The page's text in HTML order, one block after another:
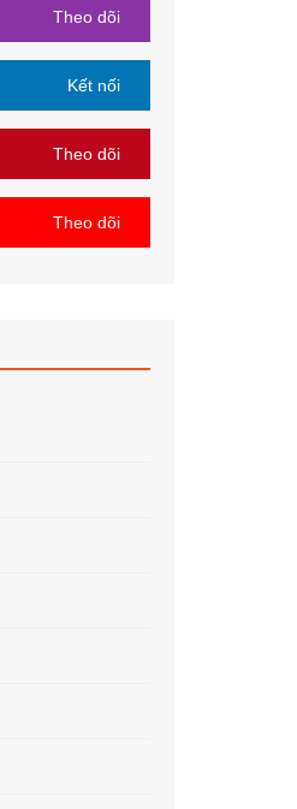
Theo dõi
Kết nối
Theo dõi
Theo dõi